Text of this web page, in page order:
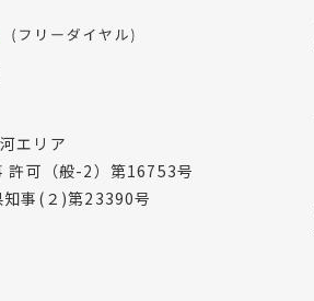
エリア
許可（般-2）第16753号
事(２)第23390号